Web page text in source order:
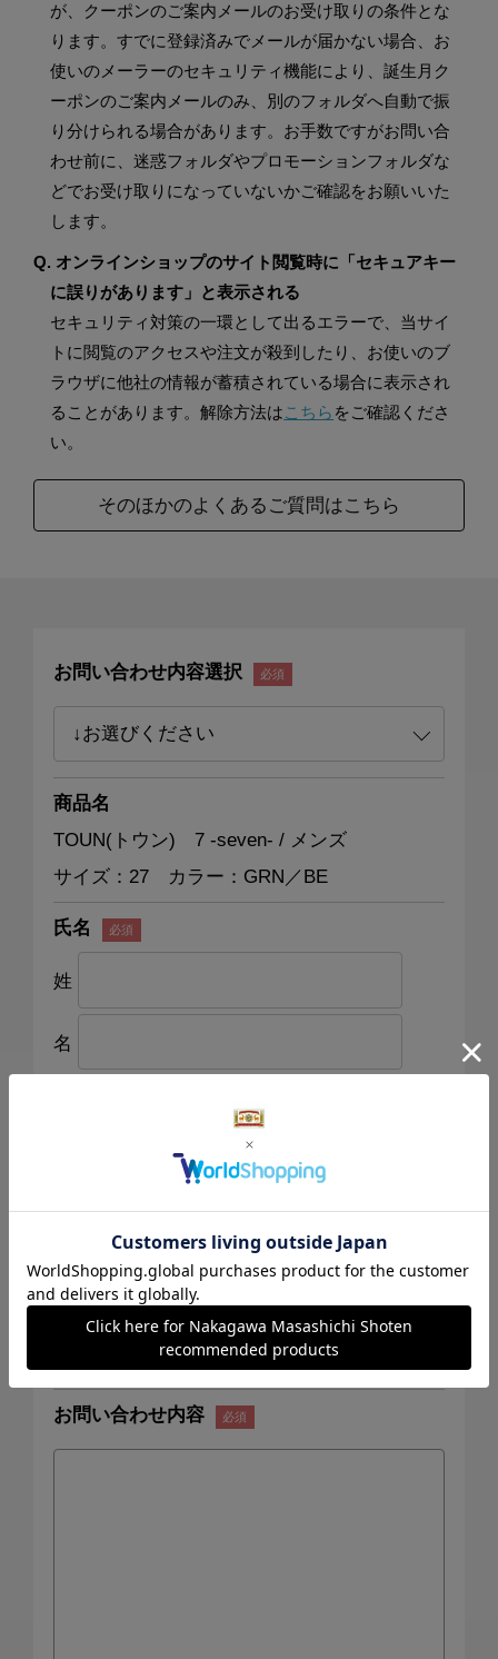
が、クーポンのご案内メールのお受け取りの条件とな
ります。すでに登録済みでメールが届かない場合、お
使いのメーラーのセキュリティ機能により、誕生月ク
ーポンのご案内メールのみ、別のフォルダへ自動で振
り分けられる場合があります。お手数ですがお問い合
わせ前に、迷惑フォルダやプロモーションフォルダな
どでお受け取りになっていないかご確認をお願いいた
します。
Q. オンラインショップのサイト閲覧時に「セキュアキー
に誤りがあります」と表示される
セキュリティ対策の一環として出るエラーで、当サイ
トに閲覧のアクセスや注文が殺到したり、お使いのブ
ラウザに他社の情報が蓄積されている場合に表示され
ることがあります。解除方法はこちら をご確認くださ
い。
そのほかのよくあるご質問はこちら
お問い合わせ内容選択
商品名
TOUN(トウン) 7 -seven- / メンズ
サイズ：27 カラー：GRN／BE
氏名
姓
名
連絡先電話番号
メールアドレス
お問い合わせ内容